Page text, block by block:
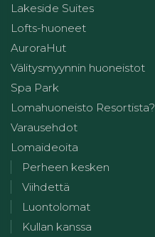
Lakeside Suites
Lofts-huoneet
AuroraHut
Välitysmyynnin huoneistot
Spa Park
Lomahuoneisto Resortista?
Varausehdot
Lomaideoita
Perheen kesken
Viihdettä
Luontolomat
Kullan kanssa